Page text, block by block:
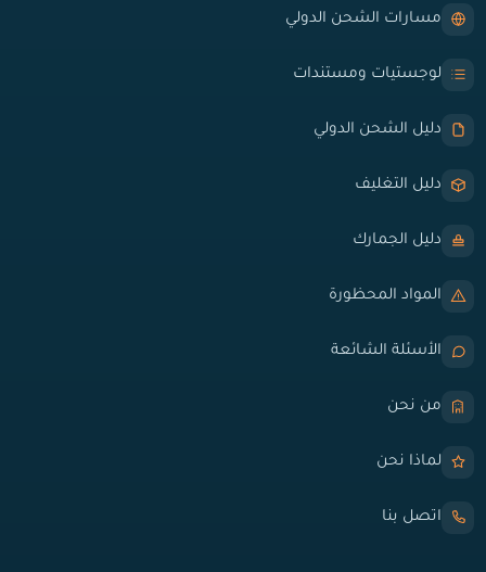
مسارات الشحن الدولي
لوجستيات ومستندات
دليل الشحن الدولي
دليل التغليف
دليل الجمارك
المواد المحظورة
الأسئلة الشائعة
من نحن
لماذا نحن
اتصل بنا